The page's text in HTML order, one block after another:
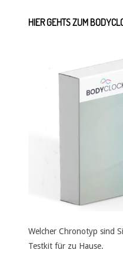
HIER GEHTS ZUM
Welcher Chronotyp sind
Testkit für zu Hause.